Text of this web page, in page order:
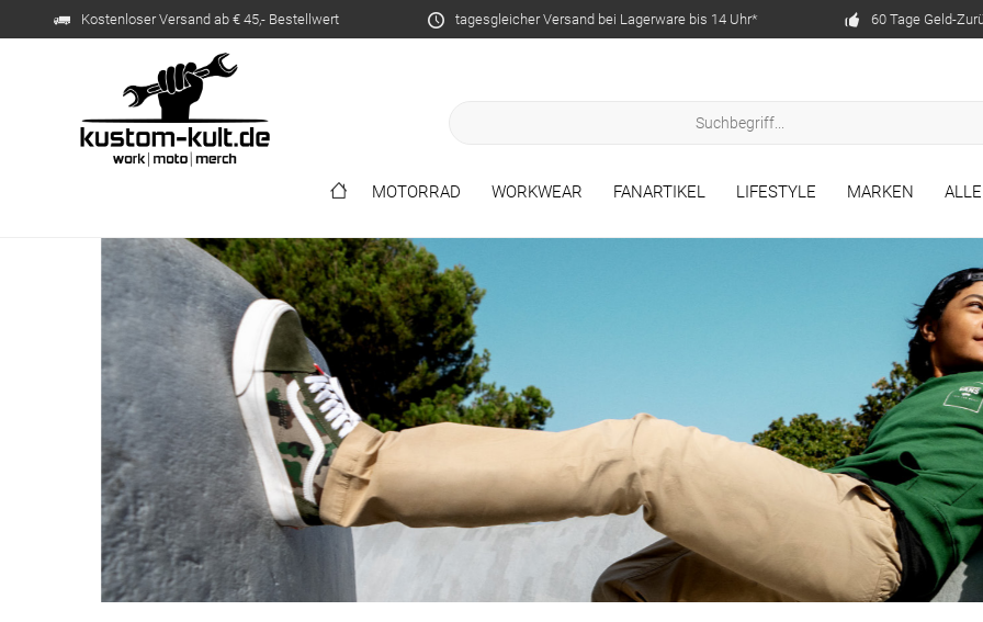
Kostenloser Versand ab € 45,- Bestellwert tagesgleicher Versand bei Lagerware bis 14 Uhr* 60 Tage Geld-
MOTORRAD WORKWEAR FANARTIKEL LIFESTYLE MARKEN